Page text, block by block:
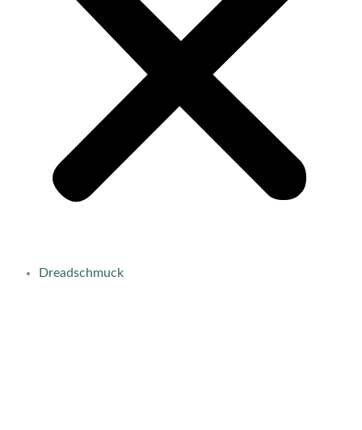
Dreadschmuck